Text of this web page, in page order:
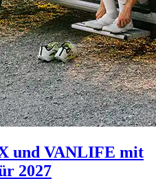
und VANLIFE mit
2027